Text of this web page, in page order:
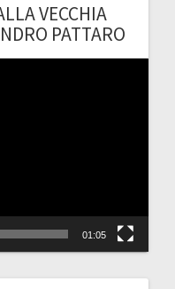
VECCHIA
PATTARO
01:05